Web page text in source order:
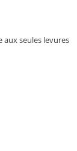
seules levures